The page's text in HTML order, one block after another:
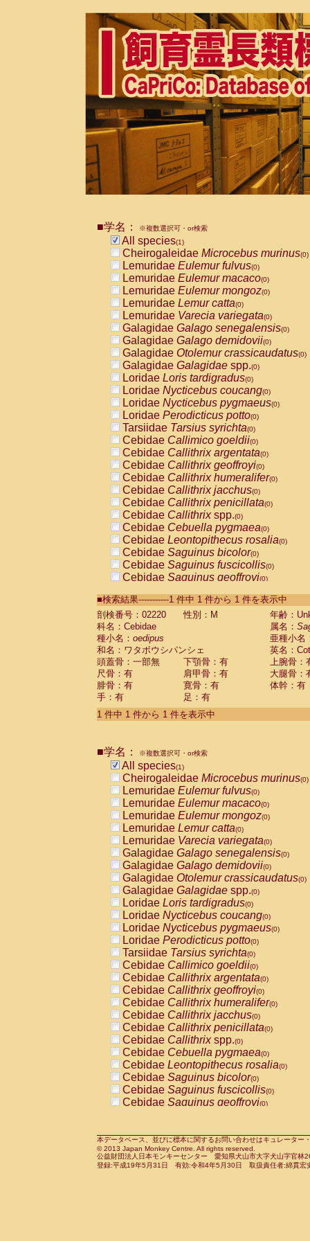
■学名： ※複数選択可・or検索
All species(1)
Cheirogaleidae Microcebus murinus(0)
Lemuridae Eulemur fulvus(0)
Lemuridae Eulemur macaco(0)
Lemuridae Eulemur mongoz(0)
Lemuridae Lemur catta(0)
Lemuridae Varecia variegata(0)
Galagidae Galago senegalensis(0)
Galagidae Galago demidovii(0)
Galagidae Otolemur crassicaudatus(0)
Galagidae Galagidae spp.(0)
Loridae Loris tardigradus(0)
Loridae Nycticebus coucang(0)
Loridae Nycticebus pygmaeus(0)
Loridae Perodicticus potto(0)
Tarsiidae Tarsius syrichta(0)
Cebidae Callimico goeldii(0)
Cebidae Callithrix argentata(0)
Cebidae Callithrix geoffroyi(0)
Cebidae Callithrix humeralifer(0)
Cebidae Callithrix jacchus(0)
Cebidae Callithrix penicillata(0)
Cebidae Callithrixspp.(0)
Cebidae Cebuella pygmaea(0)
Cebidae Leontopithecus rosalia(0)
Cebidae Saguinus bicolor(0)
Cebidae Saguinus fuscicollis(0)
Cebidae Saguinus geoffroyi(0)
CebidaeSaguinus labiatus(0)
Cebidae Saguinus leucopus (0)
Cebidae
Cebidae
CebidaeSaguinus nigricollis (0)
Cebidae Saguinus oedipus
Cebidae Saguinus weddelli
Cebidae Saguinusspp.
Cebidae Aotus trivirgatus
Cebidae Cebus albifrons
CebidaeCebus nigrivittatus
CebidaeCebus
CebidaeSaimiri boliviensis(0)
CebidaeSaimiri sciureus(0)
AtelidaeAlouatta caraya(0)
AtelidaeAlouatta fusca(0)
AtelidaeAlouatta seniculus
AtelidaeAlouattaspp.(0)
AtelidaeAteles belzebuth(0)
AtelidaeAteles geoffroyi(0)
AtelidaeAteles paniscus(0)
AtelidaeAtelesspp.(0)
Atelidae Lagothrix lagothricha
AtelidaeLagothrix lagothricha cana
PitheciidaeCacajao calvus
PitheciidaeCallicebus cupreus
PitheciidaeCallicebus donacophilus
PitheciidaeCallicebus moloch
PitheciidaeCallicebus torquatus
PitheciidaeCallicebusspp.(0)
PitheciidaeChiropotes satanas(0)
PitheciidaePithecia monachus
PitheciidaePithecia pithecia(0)
CercopithecidaeCercocebus agilis
CercopithecidaeCercocebus
CercopithecidaeCercocebus
CercopithecidaeCercocebus
CercopithecidaeCercocebus
CercopithecidaeCercocebushybrid
CercopithecidaePapio anubis(0)
CercopithecidaePapio cynocephalus
CercopithecidaePapio hamadryas(0)
■検索結果-----------1 件中 1 件から 1 件を表示中
剖検番号：02220
性別：M
年齢：
科名：Cebidae
属名：
種小名： oedipus
亜種小名
和名：ワタボウシパンシェ
英名：
頭蓋骨：一部無
下顎骨：有
上腕骨：
尺骨：有
肩甲骨：有
大腿骨：
腓骨：有
寛骨：有
体幹：有
手：有
足：有
1 件中 1 件から 1 件を表示中
■学名： ※複数選択可・or検索
All species(1)
Cheirogaleidae Microcebus murinus(0)
Lemuridae Eulemur fulvus(0)
Lemuridae Eulemur macaco(0)
Lemuridae Eulemur mongoz(0)
Lemuridae Lemur catta(0)
Lemuridae Varecia variegata(0)
Galagidae Galago senegalensis(0)
Galagidae Galago demidovii(0)
Galagidae Otolemur crassicaudatus(0)
Galagidae Galagidae spp.(0)
Loridae Loris tardigradus(0)
Loridae Nycticebus coucang(0)
Loridae Nycticebus pygmaeus(0)
Loridae Perodicticus potto(0)
Tarsiidae Tarsius syrichta(0)
Cebidae Callimico goeldii(0)
Cebidae Callithrix argentata(0)
Cebidae Callithrix geoffroyi(0)
Cebidae Callithrix humeralifer(0)
Cebidae Callithrix jacchus(0)
Cebidae Callithrix penicillata(0)
Cebidae Callithrixspp.(0)
Cebidae Cebuella pygmaea(0)
Cebidae Leontopithecus rosalia(0)
Cebidae Saguinus bicolor(0)
Cebidae Saguinus fuscicollis(0)
Cebidae Saguinus geoffroyi(0)
CebidaeSaguinus leucopus(0)
CebidaeSaguinus midas(0)
Cebidae Saguinus mystax(0)
本データベース、並びに標本に関するお問い合わせはキュレータ
© 2013 Japan Monkey Centre. All rights reserved.
公益財団法人日本モンキーセンター 愛知県犬山市大字犬山字官
登録:平成19年5月31日 有効:令和4年5月30日 取扱責任者:綿貫宏